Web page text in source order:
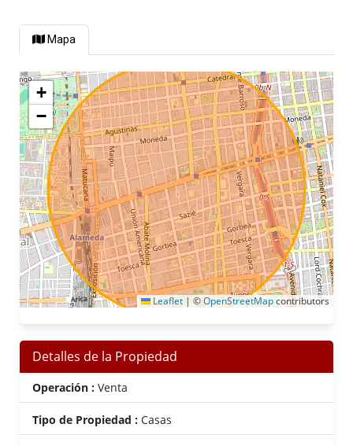
Mapa
+
−
Leaflet | ©OpenStreetMapcontributors
Detalles de la Propiedad
Operación : Venta
Tipo de Propiedad : Casas